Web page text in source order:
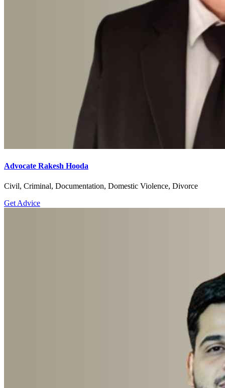
Advocate Rakesh Hooda
Civil, Criminal, Documentation, Domestic Violence, Divorce
Get Advice